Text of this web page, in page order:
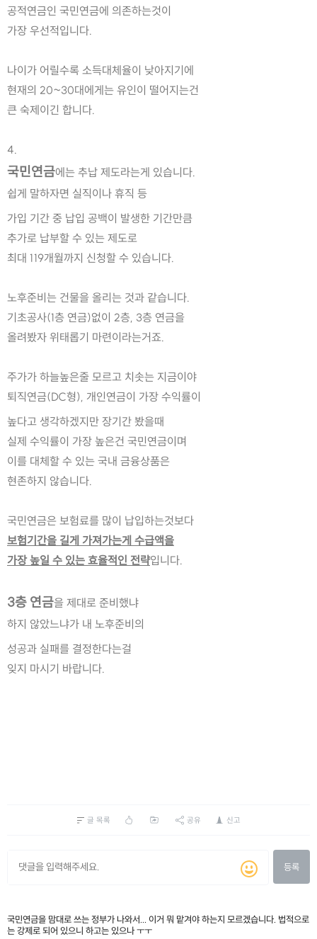
공적연금인 국민연금에 의존하는것이
가장 우선적입니다.
나이가 어릴수록 소득대체율이 낮아지기에
현재의 20~30대에게는 유인이 떨어지는건
큰 숙제이긴 합니다.
4.
국민연금에는 추납 제도라는게 있습니다.
쉽게 말하자면 실직이나 휴직 등
가입 기간 중 납입 공백이 발생한 기간만큼
추가로 납부할 수 있는 제도로
최대 119개월까지 신청할 수 있습니다.
노후준비는 건물을 올리는 것과 같습니다.
기초공사(1층 연금)없이 2층, 3층 연금을
올려봤자 위태롭기 마련이라는거죠.
주가가 하늘높은줄 모르고 치솟는 지금이야
퇴직연금(DC형), 개인연금이 가장 수익률이
높다고 생각하겠지만 장기간 봤을때
실제 수익률이 가장 높은건 국민연금이며
이를 대체할 수 있는 국내 금융상품은
현존하지 않습니다.
국민연금은 보험료를 많이 납입하는것보다
보험기간을 길게 가져가는게 수급액을
가장 높일 수 있는 효율적인 전략입니다.
3층 연금을 제대로 준비했냐
하지 않았느냐가 내 노후준비의
성공과 실패를 결정한다는걸
잊지 마시기 바랍니다.
글 목록 공유 신고
등록
국민연금을 맘대로 쓰는 정부가 나와서... 이거 뭐 맡겨야 하는지 모르겠습니다. 법적으로
는 강제로 되어 있으니 하고는 있으나 ㅜㅜ